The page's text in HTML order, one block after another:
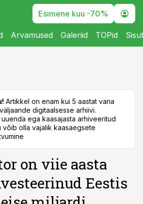
Esimene kuu -70%
Arvamused Galeriid TOPid
Artikkel on enam kui 5 aastat vana
digitaalsesse arhiivi.
ega kaasajasta arhiveeritud
võib olla vajalik kaasaegsete
on viie aasta
Eestis